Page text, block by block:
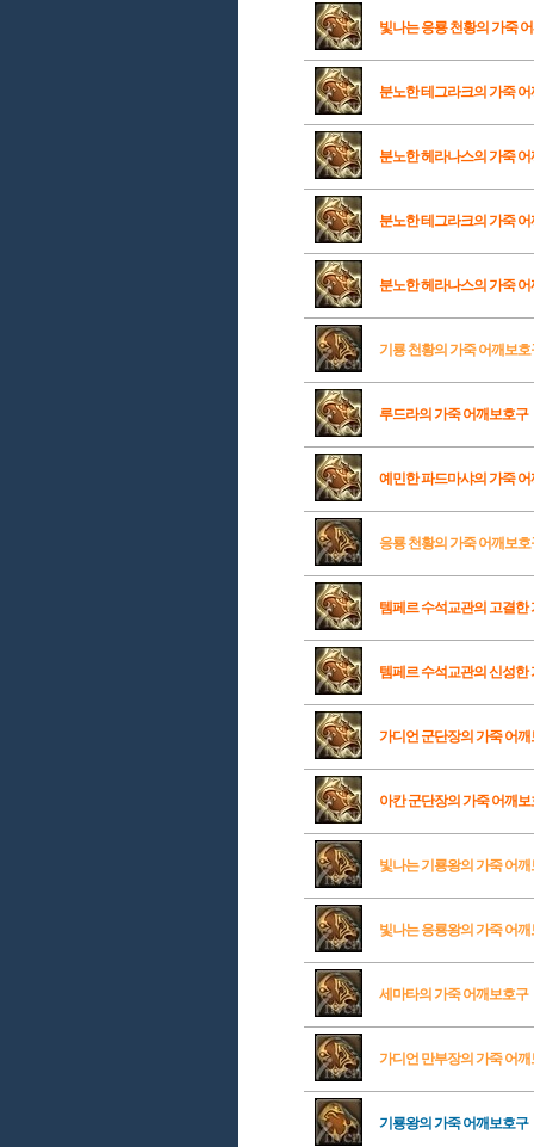
빛나는 응룡 천황의 가죽
분노한 테그라크의 가죽
분노한 헤라나스의 가죽
분노한 테그라크의 가죽
분노한 헤라나스의 가죽
기룡 천황의 가죽 어깨보호
루드라의 가죽 어깨보호구
예민한 파드마샤의 가죽
응룡 천황의 가죽 어깨보호
템페르 수석교관의 고결한
템페르 수석교관의 신성한
가디언 군단장의 가죽 어
아칸 군단장의 가죽 어깨보
빛나는 기룡왕의 가죽 어
빛나는 응룡왕의 가죽 어
세마타의 가죽 어깨보호구
가디언 만부장의 가죽 어
기룡왕의 가죽 어깨보호구